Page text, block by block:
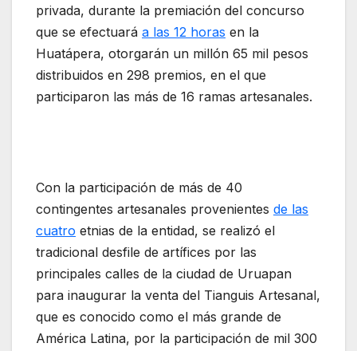
privada, durante la premiación del concurso
que se efectuará a las 12 horas en la
Huatápera, otorgarán un millón 65 mil pesos
distribuidos en 298 premios, en el que
participaron las más de 16 ramas artesanales.
Con la participación de más de 40
contingentes artesanales provenientes de las
cuatro etnias de la entidad, se realizó el
tradicional desfile de artífices por las
principales calles de la ciudad de Uruapan
para inaugurar la venta del Tianguis Artesanal,
que es conocido como el más grande de
América Latina, por la participación de mil 300